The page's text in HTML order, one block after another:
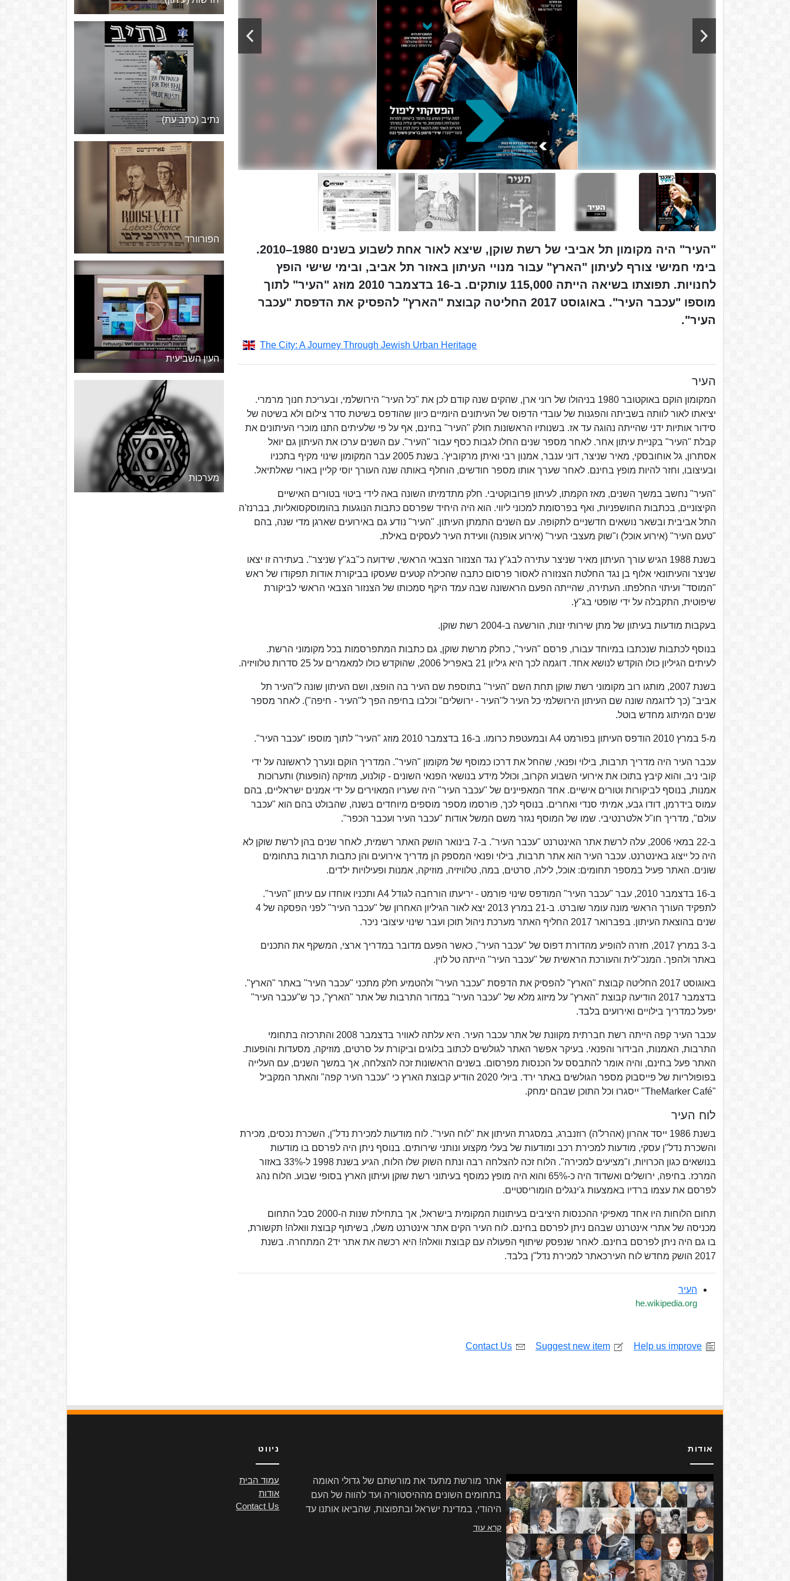
"העיר" היה מקומון תל אביבי של רשת שוקן, שיצא לאור אחת לשבוע בשנים 1980–2010.
בימי חמישי צורף לעיתון "הארץ" עבור מנויי העיתון באזור תל אביב, ובימי שישי הופץ
לחנויות. תפוצתו בשיאה הייתה 115,000 עותקים. ב-16 בדצמבר 2010 מוזג "העיר" לתוך
מוספו "עכבר העיר". באוגוסט 2017 החליטה קבוצת "הארץ" להפסיק את הדפסת "עכבר
העיר".
The City: A Journey Through Jewish Urban Heritage
העיר
המקומון הוקם באוקטובר 1980 בניהולו של רוני ארן, שהקים שנה קודם לכן את "כל העיר" הירושלמי, ובעריכת חנוך מרמרי.
יציאתו לאור לוותה בשביתה והפגנות של עובדי הדפוס של העיתונים היומיים כיוון שהודפס בשיטת סדר צילום ולא בשיטה של
סידור אותיות ידני שהייתה נהוגה עד אז. בשנותיו הראשונות חולק "העיר" בחינם, אף על פי שלעיתים התנו מוכרי העיתונים את
קבלת "העיר" בקניית עיתון אחר. לאחר מספר שנים החלו לגבות כסף עבור "העיר". עם השנים ערכו את העיתון גם יואל
אסתרון, גל אוחובסקי, מאיר שניצר, דוני ענבר, אמנון רבי ואיתן מרקוביץ'. בשנת 2005 עבר המקומון שינוי מקיף בתכניו
ובעיצובו, וחזר להיות מופץ בחינם. לאחר שערך אותו מספר חודשים, הוחלף באותה שנה העורך יוסי קליין באורי שאלתיאל.
"העיר" נחשב במשך השנים, מאז הקמתו, לעיתון פרובוקטיבי. חלק מתדמיתו השונה באה לידי ביטוי בטורים האישיים
הקיצוניים, בכתבות החושפניות, ואף בפרסומת למכוני ליווי. הוא היה היחיד שפרסם כתבות הנוגעות בהומוסקסואליות, בברנז'ה
התל אביבית ובשאר נושאים חדשניים לתקופה. עם השנים התמתן העיתון. "העיר" נודע גם באירועים שארגן מדי שנה, בהם
"טעם העיר" (אירוע אוכל) ו"שוק מעצבי העיר" (אירוע אופנה) וועידת העיר לעסקים באילת.
בשנת 1988 הגיש עורך העיתון מאיר שניצר עתירה לבג"ץ נגד הצנזור הצבאי הראשי, שידועה כ"בג"ץ שניצר". בעתירה זו יצאו
שניצר והעיתונאי אלוף בן נגד החלטת הצנזורה לאסור פרסום כתבה שהכילה קטעים שעסקו בביקורת אודות תפקודו של ראש
"המוסד" ועיתוי החלפתו. העתירה, שהייתה הפעם הראשונה שבה עמד היקף סמכותו של הצנזור הצבאי הראשי לביקורת
שיפוטית, התקבלה על ידי שופטי בג"ץ.
בעקבות מודעות בעיתון של מתן שירותי זנות, הורשעה ב-2004 רשת שוקן.
בנוסף לכתבות שנכתבו במיוחד עבורו, פרסם "העיר", כחלק מרשת שוקן, גם כתבות המתפרסמות בכל מקומוני הרשת.
לעיתים הגיליון כולו הוקדש לנושא אחד. דוגמה לכך היא גיליון 21 באפריל 2006, שהוקדש כולו למאמרים על 25 סדרות טלוויזיה.
בשנת 2007, מותגו רוב מקומוני רשת שוקן תחת השם "העיר" בתוספת שם העיר בה הופצו, ושם העיתון שונה ל"העיר תל
אביב" (כך לדוגמה שונה שם העיתון הירושלמי כל העיר ל"העיר - ירושלים" וכלבו בחיפה הפך ל"העיר - חיפה"). לאחר מספר
שנים המיתוג מחדש בוטל.
מ-5 במרץ 2010 הודפס העיתון בפורמט A4 ובמעטפת כרומו. ב-16 בדצמבר 2010 מוזג "העיר" לתוך מוספו "עכבר העיר".
עכבר העיר היה מדריך תרבות, בילוי ופנאי, שהחל את דרכו כמוסף של מקומון "העיר". המדריך הוקם ונערך לראשונה על ידי
קובי ניב, והוא קיבץ בתוכו את אירועי השבוע הקרוב, וכולל מידע בנושאי הפנאי השונים - קולנוע, מוזיקה (הופעות) ותערוכות
אמנות, בנוסף לביקורות וטורים אישיים. אחד המאפיינים של "עכבר העיר" היה שעריו המאוירים על ידי אמנים ישראליים, בהם
עמוס בידרמן, דודו גבע, אמיתי סנדי ואחרים. בנוסף לכך, פורסמו מספר מוספים מיוחדים בשנה, שהבולט בהם הוא "עכבר
עולם", מדריך חו"ל אלטרנטיבי. שמו של המוסף נגזר משם המשל אודות "עכבר העיר ועכבר הכפר".
ב-22 במאי 2006, עלה לרשת אתר האינטרנט "עכבר העיר". ב-7 בינואר הושק האתר רשמית, לאחר שנים בהן לרשת שוקן לא
היה כל ייצוג באינטרנט. עכבר העיר הוא אתר תרבות, בילוי ופנאי המספק הן מדריך אירועים והן כתבות תרבות בתחומים
שונים. האתר פעיל במספר תחומים: אוכל, לילה, סרטים, במה, טלוויזיה, מוזיקה, אמנות ופעילויות ילדים.
ב-16 בדצמבר 2010, עבר "עכבר העיר" המודפס שינוי פורמט - יריעתו הורחבה לגודל A4 ותכניו אוחדו עם עיתון "העיר".
לתפקיד העורך הראשי מונה עומר שוברט. ב-21 במרץ 2013 יצא לאור הגיליון האחרון של "עכבר העיר" לפני הפסקה של 4
שנים בהוצאת העיתון. בפברואר 2017 החליף האתר מערכת ניהול תוכן ועבר שינוי עיצובי ניכר.
ב-3 במרץ 2017, חזרה להופיע מהדורת דפוס של "עכבר העיר", כאשר הפעם מדובר במדריך ארצי, המשקף את התכנים
באתר ולהפך. המנכ"לית והעורכת הראשית של "עכבר העיר" הייתה טל לוין.
באוגוסט 2017 החליטה קבוצת "הארץ" להפסיק את הדפסת "עכבר העיר" ולהטמיע חלק מתכני "עכבר העיר" באתר "הארץ".
בדצמבר 2017 הודיעה קבוצת "הארץ" על מיזוג מלא של "עכבר העיר" במדור התרבות של אתר "הארץ", כך ש"עכבר העיר"
יפעל כמדריך בילויים ואירועים בלבד.
עכבר העיר קפה הייתה רשת חברתית מקוונת של אתר עכבר העיר. היא עלתה לאוויר בדצמבר 2008 והתרכזה בתחומי
התרבות, האמנות, הבידור והפנאי. בעיקר אפשר האתר לגולשים לכתוב בלוגים וביקורת על סרטים, מוזיקה, מסעדות והופעות.
האתר פעל בחינם, והיה אומר להתבסס על הכנסות מפרסום. בשנים הראשונות זכה להצלחה, אך במשך השנים, עם העלייה
בפופולריות של פייסבוק מספר הגולשים באתר ירד. ביולי 2020 הודיע קבוצת הארץ כי "עכבר העיר קפה" והאתר המקביל
"TheMarker Café" ייסגרו וכל התוכן שבהם ימחק.
לוח העיר
בשנת 1986 ייסד אהרון (אהרל'ה) רוזנברג, במסגרת העיתון את "לוח העיר". לוח מודעות למכירת נדל"ן, השכרת נכסים, מכירת
והשכרת נדל"ן עסקי, מודעות למכירת רכב ומודעות של בעלי מקצוע ונותני שירותים. בנוסף ניתן היה לפרסם בו מודעות
בנושאים כגון הכרויות, ו"מציעים למכירה". הלוח זכה להצלחה רבה ונתח השוק שלו הלוח, הגיע בשנת 1998 ל-33% באזור
המרכז. בחיפה, ירושלים ואשדוד היה כ-65% והוא היה מופץ כמוסף בעיתוני רשת שוקן ועיתון הארץ בסופי שבוע. הלוח נהג
לפרסם את עצמו ברדיו באמצעות ג'ינגלים הומוריסטיים.
תחום הלוחות היו אחד מאפיקי ההכנסות היציבים בעיתונות המקומית בישראל, אך בתחילת שנות ה-2000 סבל התחום
מכניסה של אתרי אינטרנט שבהם ניתן לפרסם בחינם. לוח העיר הקים אתר אינטרנט משלו, בשיתוף קבוצת וואלה! תקשורת,
בו גם היה ניתן לפרסם בחינם. לאחר שנפסק שיתוף הפעולה עם קבוצת וואלה! היא רכשה את אתר יד2 המתחרה. בשנת
2017 הושק מחדש לוח העירכאתר למכירת נדל"ן בלבד.
העיר
he.wikipedia.org
Help us improve
Suggest new item
Contact Us
נתיב (כתב עת)
הפורוורד
העין השביעית
מערכות
אודות
אתר מורשת מתעד את מורשתם של גדולי האומה
בתחומים השונים מההיסטוריה ועד להווה של העם
היהודי, במדינת ישראל ובתפוצות, שהביאו אותנו עד
קרא עוד
ניווט
עמוד הבית
אודות
Contact Us